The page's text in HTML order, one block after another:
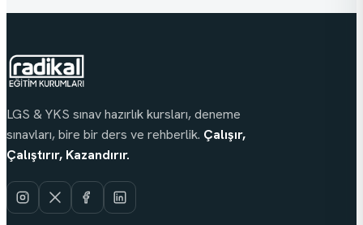
LGS & YKS sınav hazırlık kursları, deneme
sınavları, bire bir ders ve rehberlik. Çalışır,
Çalıştırır, Kazandırır.